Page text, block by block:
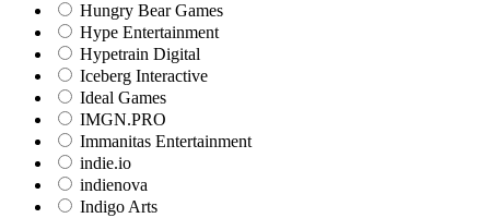
Hungry Bear Games
Hype Entertainment
Hypetrain Digital
Iceberg Interactive
Ideal Games
IMGN.PRO
Immanitas Entertainment
indie.io
indienova
Indigo Arts